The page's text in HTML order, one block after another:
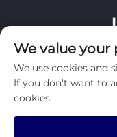
Meld je aan om
We value your
We use cookies and
If you don't want to
cookies.